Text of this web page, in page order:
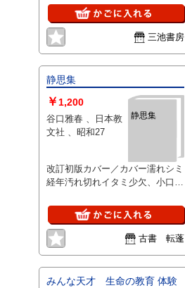
ミ） ■本の中身：特筆すべきキ
ズなし。
三池書房
静思集
静思集
￥ 1,200
谷口雅春 、日本教
文社 、昭和27
改訂初版カバー／カバー濡れシミ
経年汚れ切れイタミ少欠、小口少
古書 転蓬
みんな天才 生命の教育 体験